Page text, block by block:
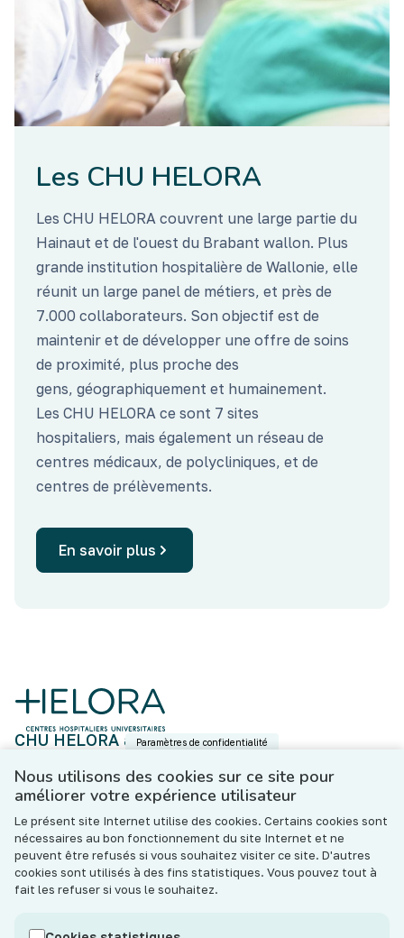
Les CHU HELORA
Les CHU HELORA couvrent une large partie du
Hainaut et de l'ouest du Brabant wallon. Plus
grande institution hospitalière de Wallonie, elle
réunit un large panel de métiers, et près de
7.000 collaborateurs. Son objectif est de
maintenir et de développer une offre de soins
de proximité, plus proche des
gens, géographiquement et humainement.
Les CHU HELORA ce sont 7 sites
hospitaliers, mais également un réseau de
centres médicaux, de polycliniques, et de
centres de prélèvements.
En savoir plus
CHU HELORA asbl
N°BCE : BE 0801.643.533
Contact
Les hôpitaux de l’ASBL CHU HELORA (« l’Institution »)
s’engagent à ce que les traitements de données
personnelles effectués notamment dans le cadre de votre
prise en charge (thérapeutique, sociale et administrative)
Paramètres de confidentialité
Nous utilisons des cookies sur ce site pour
améliorer votre expérience utilisateur
Le présent site Internet utilise des cookies. Certains cookies sont
nécessaires au bon fonctionnement du site Internet et ne
peuvent être refusés si vous souhaitez visiter ce site. D'autres
cookies sont utilisés à des fins statistiques. Vous pouvez tout à
fait les refuser si vous le souhaitez.